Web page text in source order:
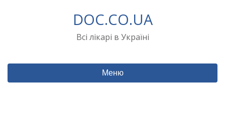
DOC.CO.UA
Всі лікарі в Україні
Меню